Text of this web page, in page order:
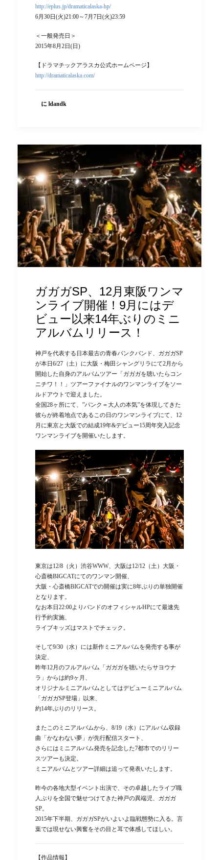
http://eplus.jp/dramaticalaska-hp/
6月30日(火)21:00～7月7日(火)23:59
＜一般発売日＞
2015年8月2日(日)
【ドラマチックアラスカ公式ホームページ】
http://dramaticalaska.com/
に ldandk
ガガガSP、12月東阪ワンマ
ンライブ開催！9月にはデ
ビュー以来14年ぶりのミニ
アルバムリリース！
神戸を代表する日本最古の青春パンクバンド、ガガガSP
が本日6/27（土）に大阪・梅田シャングリラにて2月から
開始した自身のアルバムツアー「ガガガを聴いたらコン
ニチワ！！」ツアーファイナルのワンマンライブをソー
ルドアウトで迎えました。
全国28ヶ所にて、”パンク＝大人の本気”を体現してきた
彼らが終着地点であるこの日のワンマンライブにて、12
月に東京と大阪での結成19年&デビュー15周年突入記念
ワンマンライブを開催いたします。
東京は12/8（火）渋谷WWW、大阪は12/12（土）大阪・
心斎橋BIGCATにてのワンマン開催、
大阪・心斎橋BIGCATでの開催は実に8年ぶりの単独開催
となります。
なお本日22:00よりバンドのオフィシャルHPにて最速先
行予約実施、
ライブキッズはマストでチェック。
そして9/30（水）には新作ミニアルバムを発売する事が
決定、
昨年12月のフルアルバム「ガガガを聴いたらサヨウナ
ラ」からは約9ヶ月、
オリジナルミニアルバムとしてはデビューミニアルバム
「ガガガSP登場」以来、
約14年ぶりのリリース。
またこのミニアルバムから、8/19（水）にアルバム収録
曲「かなわない夢」が先行配信スタート、
さらにはミニアルバム発売を記念した7都市でのリリー
スツアーも決定。
ミニアルバムとツアー詳細は追って発表いたします。
昨今の各地大型イベント出演で、その卓越したライブ職
人ぶりを全国で魅せつけてきた神戸の異端児、ガガガ
SP。
2015年下半期、ガガガSPがいよいよ臨戦態勢に入る。言
葉では現せない興奮をその目と耳で体感してほしい。
【作品情報】